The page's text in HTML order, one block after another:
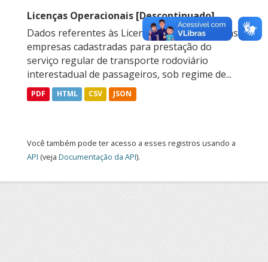
Licenças Operacionais [Descontinuado]
Dados referentes às Licenças Operacionais das
empresas cadastradas para prestação do
serviço regular de transporte rodoviário
interestadual de passageiros, sob regime de...
PDF HTML CSV JSON
Você também pode ter acesso a esses registros usando a
API (veja Documentação da API).